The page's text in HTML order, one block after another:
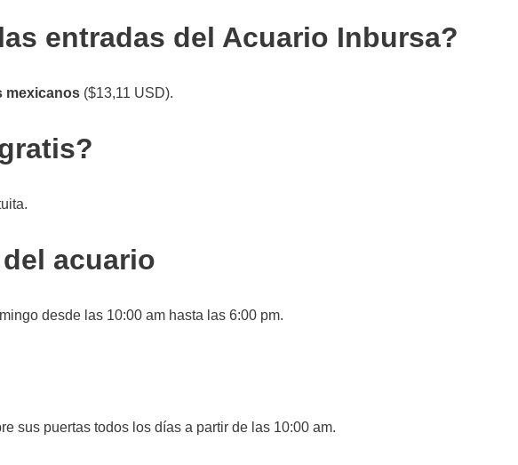
entradas del Acuario Inbursa?
mexicanos ($13,11 USD).
acuario
desde las 10:00 am hasta las 6:00 pm.
sus puertas todos los días a partir de las 10:00 am.